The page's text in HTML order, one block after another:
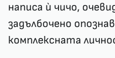
написа ѝ чичо,
задълбочено
комплексната